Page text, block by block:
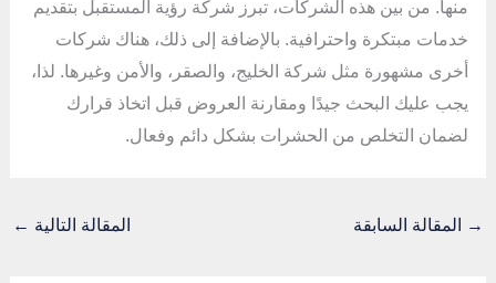
منها. من بين هذه الشركات، تبرز شركة رؤية المستقبل بتقديم
خدمات مبتكرة واحترافية. بالإضافة إلى ذلك، هناك شركات
أخرى مشهورة مثل شركة الخليج، والصقر، والأمن وغيرها. لذا،
يجب عليك البحث جيدًا ومقارنة العروض قبل اتخاذ قرارك
لضمان التخلص من الحشرات بشكل دائم وفعال.
→ المقالة السابقة المقالة التالية ←